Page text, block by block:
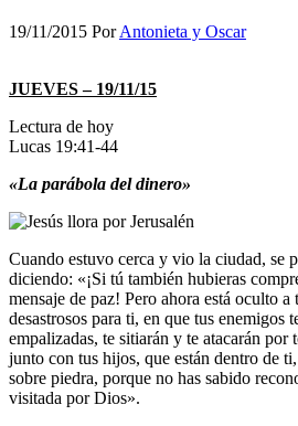
19/11/2015 PorAntonieta y Oscar
JUEVES – 19/11/15
Lectura de hoy
Lucas 19:41-44
«La parábola del dinero»
Cuando estuvo cerca y vio la ciudad, se
diciendo: «¡Si tú también hubieras
mensaje de paz! Pero ahora está oculto
desastrosos para ti, en que tus enemigos
empalizadas, te sitiarán y te atacarán por
junto con tus hijos, que están dentro de
sobre piedra, porque no has sabido
visitada por Dios».